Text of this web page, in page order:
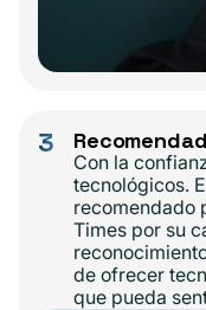
3
Con la
tecnológicos.
recomendado
Times por su
de ofrecer
que pueda